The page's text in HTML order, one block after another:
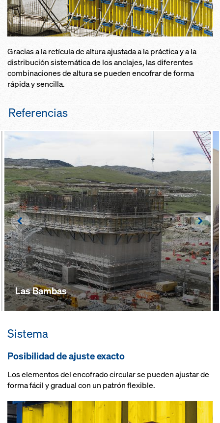
Gracias a la retícula de altura ajustada a la práctica y a la
distribución sistemática de los anclajes, las diferentes
combinaciones de altura se pueden encofrar de forma
rápida y sencilla.
Referencias
Las Bambas
Left
Sistema
Posibilidad de ajuste exacto
Los elementos del encofrado circular se pueden ajustar de
forma fácil y gradual con un patrón flexible.